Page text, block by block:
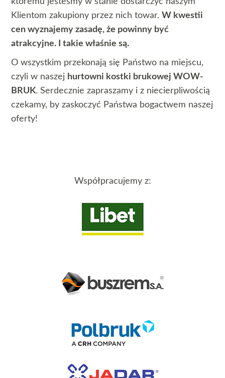
Klientom zakupiony przez nich towar.W kwestii
cen wyznajemy zasadę, że powinny być
atrakcyjne. I takie właśnie są.
O wszystkim przekonają się Państwo na miejscu,
czyli w naszej hurtowni kostki brukowej WOW-
BRUK. Serdecznie zapraszamy i z niecierpliwością
czekamy, by zaskoczyć Państwa bogactwem naszej
oferty!
Współpracujemy z: